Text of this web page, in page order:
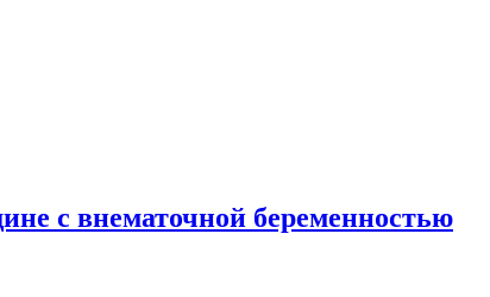
с внематочной беременностью